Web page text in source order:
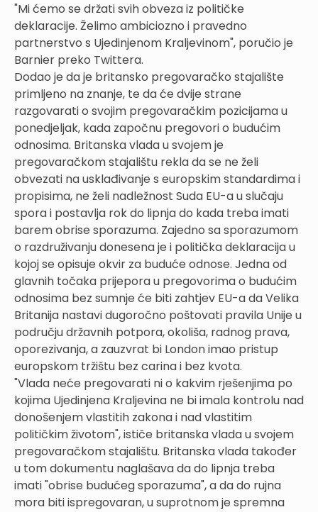
"Mi ćemo se držati svih obveza iz političke
deklaracije. Želimo ambiciozno i pravedno
partnerstvo s Ujedinjenom Kraljevinom", poručio je
Barnier preko Twittera.
Dodao je da je britansko pregovaračko stajalište
primljeno na znanje, te da će dvije strane
razgovarati o svojim pregovaračkim pozicijama u
ponedjeljak, kada započnu pregovori o budućim
odnosima. Britanska vlada u svojem je
pregovaračkom stajalištu rekla da se ne želi
obvezati na usklađivanje s europskim standardima i
propisima, ne želi nadležnost Suda EU-a u slučaju
spora i postavlja rok do lipnja do kada treba imati
barem obrise sporazuma. Zajedno sa sporazumom
o razdruživanju donesena je i politička deklaracija u
kojoj se opisuje okvir za buduće odnose. Jedna od
glavnih točaka prijepora u pregovorima o budućim
odnosima bez sumnje će biti zahtjev EU-a da Velika
Britanija nastavi dugoročno poštovati pravila Unije u
području državnih potpora, okoliša, radnog prava,
oporezivanja, a zauzvrat bi London imao pristup
europskom tržištu bez carina i bez kvota.
"Vlada neće pregovarati ni o kakvim rješenjima po
kojima Ujedinjena Kraljevina ne bi imala kontrolu nad
donošenjem vlastitih zakona i nad vlastitim
političkim životom", ističe britanska vlada u svojem
pregovaračkom stajalištu. Britanska vlada također
u tom dokumentu naglašava da do lipnja treba
imati "obrise budućeg sporazuma", a da do rujna
mora biti ispregovaran, u suprotnom je spremna